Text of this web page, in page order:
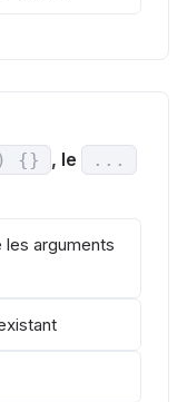
) {} , le ...
les arguments